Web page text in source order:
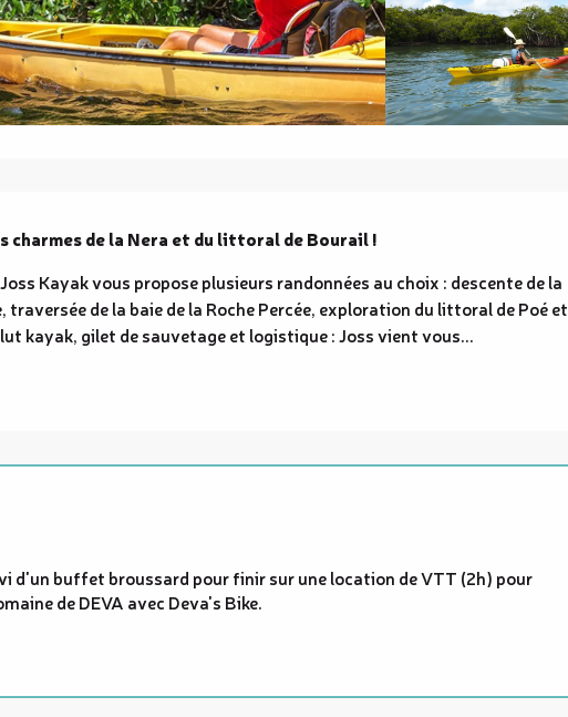
charmes de la Nera et du littoral de Bourail !
Kayak vous propose plusieurs randonnées au choix : descente de la
de la baie de la Roche Percée, exploration du littoral de Poé et
kayak, gilet de sauvetage et logistique : Joss vient vous...
d'un buffet broussard pour finir sur une location de VTT (2h) pour
de DEVA avec Deva's Bike.